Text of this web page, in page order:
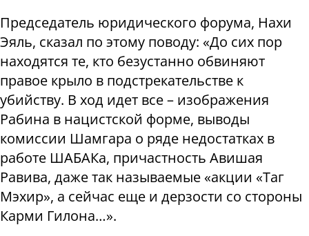
Председатель юридического форума, Нахи
Эяль, сказал по этому поводу: «До сих пор
находятся те, кто безустанно обвиняют
правое крыло в подстрекательстве к
убийству. В ход идет все – изображения
Рабина в нацистской форме, выводы
комиссии Шамгара о ряде недостатках в
работе ШАБАКа, причастность Авишая
Равива, даже так называемые «акции «Таг
Мэхир», а сейчас еще и дерзости со стороны
Карми Гилона…».